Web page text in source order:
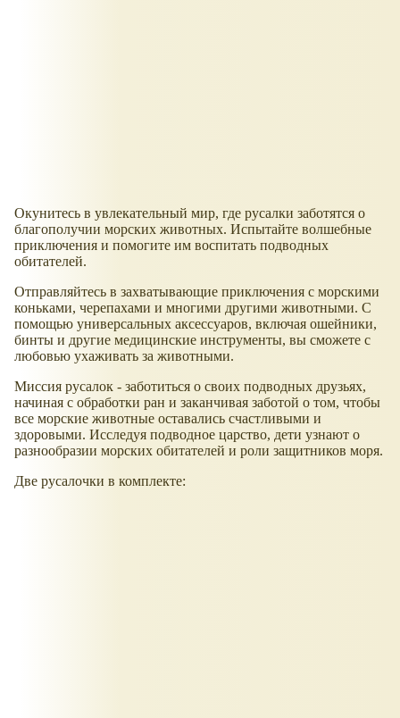
Окунитесь в увлекательный мир, где русалки заботятся о
благополучии морских животных. Испытайте волшебные
приключения и помогите им воспитать подводных
обитателей.
Отправляйтесь в захватывающие приключения с морскими
коньками, черепахами и многими другими животными. С
помощью универсальных аксессуаров, включая ошейники,
бинты и другие медицинские инструменты, вы сможете с
любовью ухаживать за животными.
Миссия русалок - заботиться о своих подводных друзьях,
начиная с обработки ран и заканчивая заботой о том, чтобы
все морские животные оставались счастливыми и
здоровыми. Исследуя подводное царство, дети узнают о
разнообразии морских обитателей и роли защитников моря.
Две русалочки в комплекте: